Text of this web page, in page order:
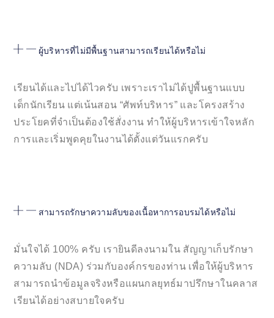
ผู้บริหารที่ไม่มีพื้นฐานสามารถเรียนได้หรือไม่
เรียนได้และไปได้ไวครับ เพราะเราไม่ได้ปูพื้นฐานแบบ
เด็กนักเรียน แต่เน้นสอน “ศัพท์บริหาร” และโครงสร้าง
ประโยคที่จำเป็นต้องใช้สั่งงาน ทำให้ผู้บริหารเข้าใจหลัก
การและเริ่มพูดคุยในงานได้ตั้งแต่วันแรกครับ
สามารถรักษาความลับของเนื้อหาการอบรมได้หรือไม่
มั่นใจได้ 100% ครับ เรายินดีลงนามใน สัญญาเก็บรักษา
ความลับ (NDA) ร่วมกับองค์กรของท่าน เพื่อให้ผู้บริหาร
สามารถนำข้อมูลจริงหรือแผนกลยุทธ์มาปรึกษาในคลาส
เรียนได้อย่างสบายใจครับ